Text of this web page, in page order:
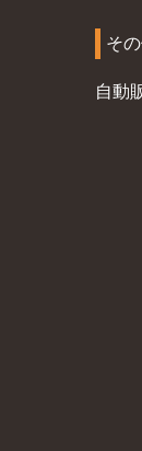
そ
自動